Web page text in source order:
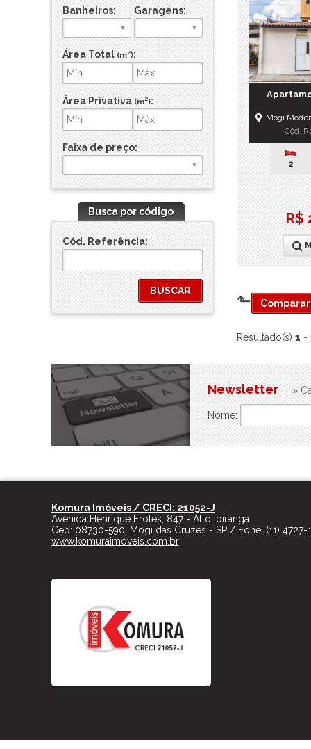
Mogi
Cód.
R$
2
⬑
Resultado(s) 1 -
Banheiros: Garagens:
Área Total (m²):
Área Privativa (m²):
Faixa de preço:
Busca por código
Cód. Referência:
Newsletter »
Nome:
Komura Imóveis / CRECI: 21052-J
Avenida Henrique Eroles, 847 - Alto Ipiranga
Cep: 08730-590 Mogi das Cruzes - SP/ Fone: (11) 4727-
www.komuraimoveis.com.br